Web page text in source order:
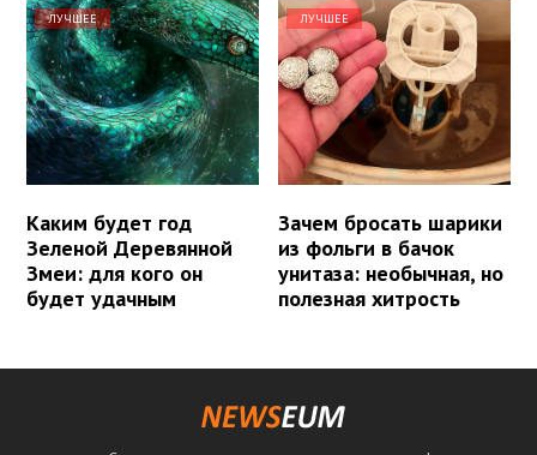
ЛУЧШЕЕ
Каким будет год
Зеленой Деревянной
Змеи: для кого он
будет удачным
ЛУЧШЕЕ
Зачем бросать шарики
из фольги в бачок
унитаза: необычная, но
полезная хитрость